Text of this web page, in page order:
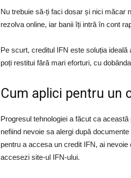
Nu trebuie să-ți faci dosar și nici măcar
rezolva online, iar banii îți intră în cont
Pe scurt, creditul IFN este soluția
poți restitui fără mari eforturi, cu
Cum aplici pentru un
Progresul tehnologiei a făcut ca
nefiind nevoie sa alergi după
pentru a accesa un credit IFN, ai
accesezi site-ul IFN-ului.